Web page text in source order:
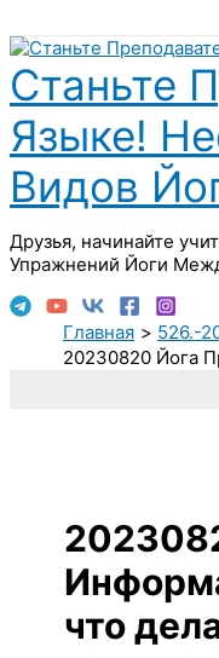
Станьте
Языке!
Видов
Друзья, начинайте
Упражнений Йоги
Главная
526.-
20230820 Йога
что